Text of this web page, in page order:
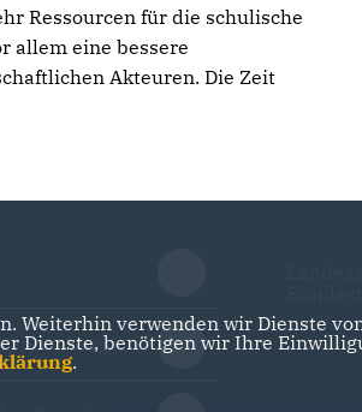
Ressourcen für die schulische
allem eine bessere
Akteuren. Die Zeit
Weiterhin verwenden wir Dienste
Dienste, benötigen wir Ihre
.